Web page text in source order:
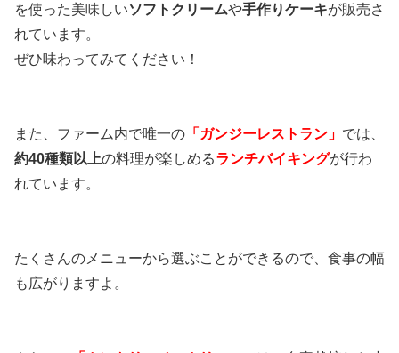
を使った美味しいソフトクリームや手作りケーキが販売さ
れています。
ぜひ味わってみてください！
また、ファーム内で唯一の 「ガンジーレストラン」 では、
約40種類以上の料理が楽しめるランチバイキングが行わ
れています。
たくさんのメニューから選ぶことができるので、食事の幅
も広がりますよ。